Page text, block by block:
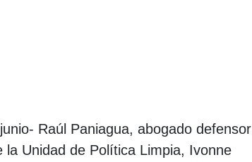
Raúl Paniagua, abogado defensor
Unidad de Política Limpia, Ivonne